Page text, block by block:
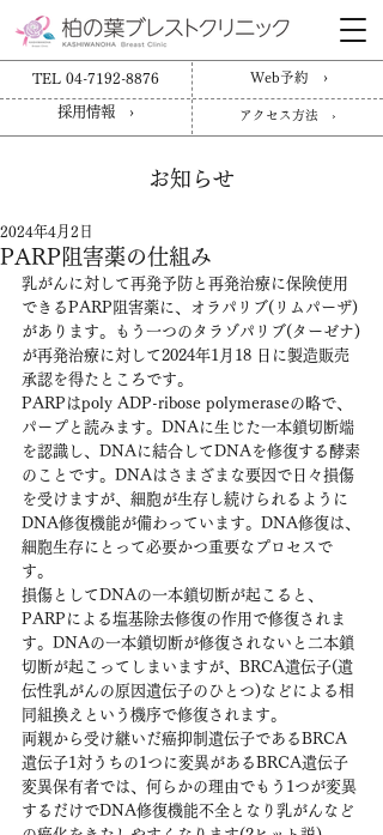
TEL 04-7192-8876 Web予約 ›
採用情報 › アクセス方法 ›
お知らせ
PARP阻害薬の仕組み
2024年4月2日
乳がんに対して再発予防と再発治療に保険使用
できるPARP阻害薬に、オラパリブ(リムパーザ)
があります。もう一つのタラゾパリブ(ターゼナ)
が再発治療に対して2024年1月18 日に製造販売
承認を得たところです。
PARPはpoly ADP-ribose polymeraseの略で、
パープと読みます。DNAに生じた一本鎖切断端
を認識し、DNAに結合してDNAを修復する酵素
のことです。DNAはさまざまな要因で日々損傷
を受けますが、細胞が生存し続けられるように
DNA修復機能が備わっています。DNA修復は、
細胞生存にとって必要かつ重要なプロセスで
す。
損傷としてDNAの一本鎖切断が起こると、
PARPによる塩基除去修復の作用で修復されま
す。DNAの一本鎖切断が修復されないと二本鎖
切断が起こってしまいますが、BRCA遺伝子(遺
伝性乳がんの原因遺伝子のひとつ)などによる相
同組換えという機序で修復されます。
両親から受け継いだ癌抑制遺伝子であるBRCA
遺伝子1対うちの1つに変異があるBRCA遺伝子
変異保有者では、何らかの理由でもう1つが変異
するだけでDNA修復機能不全となり乳がんなど